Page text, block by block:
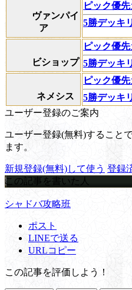
ヴァンパイ
ア
ピック優
5勝デッキ
ビショップ
ピック優
5勝デッキ
ネメシス
ピック優
5勝デッキ
ユーザー登録のご案内
ユーザー登録(無料)すること
ます。
新規登録(無料)して使う 登録
この記事を書いた人
シャドバ攻略班
ポスト
LINEで送る
URLコピー
この記事を評価しよう！